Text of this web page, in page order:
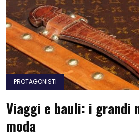
PROTAGONISTI
Viaggi e bauli: i grandi
moda